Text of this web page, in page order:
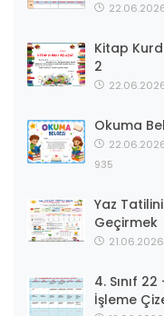
Kitap
2
Okuma
935
Yaz
Geçirmek
21.06.2026
4. Sınıf
İşleme